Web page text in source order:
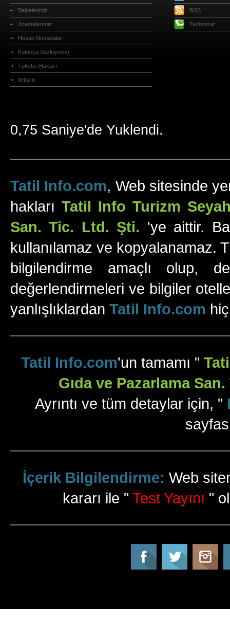
Belgelerimiz
Acentalarımız
Hesap Numaraları
Kütahya Sözleşmesi
Tüketici Hakları
İletişim
RSS
Technorat
0,75 Saniye'de Yuklendi.
Tatil Info.com, Web sitesinde
hakları Tatil Info Turizm
San. Tic. Ltd. Şti. 'ye aittir.
kullanılamaz ve kopyalanamaz.
bilgilendirme amaçlı olup,
değerlendirmeleri ve bilgiler
yanlışlıklardan Tatil Info.com
Tatil Info.com'un tamamı "
Gıda ve Pazarlama
Ayrıntı ve tüm detaylar için, "
İçerik Bilgilendirme: Web
kararı ile " Test Yayını "